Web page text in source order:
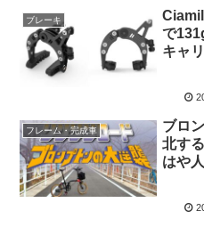
ブレーキ
で
キャ
フレーム・完成車
ブロ
北す
はや